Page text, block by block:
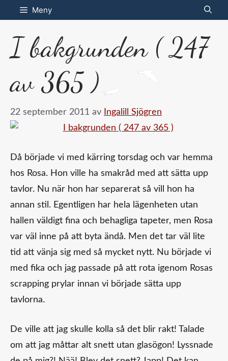
Hoppa
till
innehåll
Meny
I bakgrunden ( 247
av 365 )
22 september 2011 av Ingalill Sjögren
Då började vi med kärring torsdag och var hemma
hos Rosa. Hon ville ha smakråd med att sätta upp
tavlor. Nu när hon har separerat så vill hon ha
annan stil. Egentligen har hela lägenheten utan
hallen väldigt fina och behagliga tapeter, men Rosa
var väl inne på att byta ändå. Men det tar väl lite
tid att vänja sig med så mycket nytt. Nu började vi
med fika och jag passade på att rota igenom Rosas
scrapping prylar innan vi började sätta upp
tavlorna.
De ville att jag skulle kolla så det blir rakt! Talade
om att jag måttar alt snett utan glasögon! Lyssnade